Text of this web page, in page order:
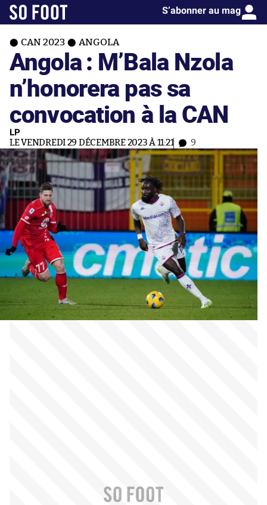
S’abonner au mag
CAN 2023 ANGOLA
Angola : M’Bala Nzola
n’honorera pas sa
convocation à la CAN
LP
LE VENDREDI 29 DÉCEMBRE 2023 À 11:21 9